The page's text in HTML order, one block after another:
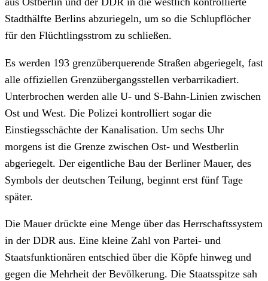
Stadthälfte Berlins abzuriegeln, um so die Schlupflöcher
für den Flüchtlingsstrom zu schließen.
Es werden 193 grenzüberquerende Straßen abgeriegelt, fast
alle offiziellen Grenzübergangsstellen verbarrikadiert.
Unterbrochen werden alle U- und S-Bahn-Linien zwischen
Ost und West. Die Polizei kontrolliert sogar die
Einstiegsschächte der Kanalisation. Um sechs Uhr
morgens ist die Grenze zwischen Ost- und Westberlin
abgeriegelt. Der eigentliche Bau der Berliner Mauer, des
Symbols der deutschen Teilung, beginnt erst fünf Tage
später.
Die Mauer drückte eine Menge über das Herrschaftssystem
in der DDR aus. Eine kleine Zahl von Partei- und
Staatsfunktionären entschied über die Köpfe hinweg und
gegen die Mehrheit der Bevölkerung. Die Staatsspitze sah